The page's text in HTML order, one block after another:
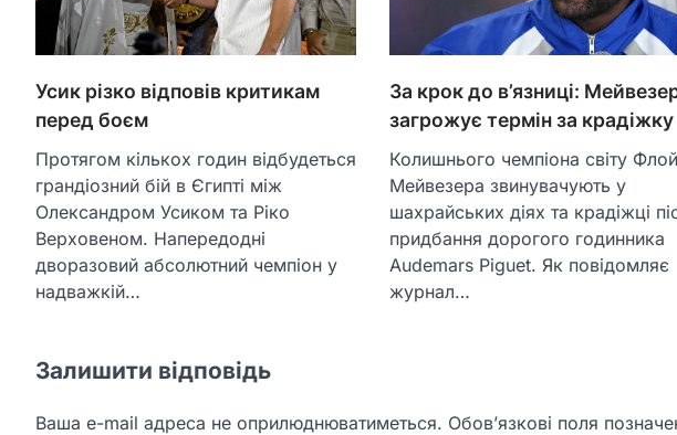
Усик різко відповів критикам
перед боєм
Протягом кількох годин відбудеться
грандіозний бій в Єгипті між
Олександром Усиком та Ріко
Верховеном. Напередодні
дворазовий абсолютний чемпіон у
надважкій…
За крок до в’язниці:
загрожує термін за крадіжку
Колишнього чемпіона світу
Мейвезера звинувачують у
шахрайських діях та крадіжці
придбання дорогого годинника
Audemars Piguet. Як повідомляє
журнал…
Залишити відповідь
Ваша e-mail адреса не оприлюднюватиметься. Обов’язкові поля